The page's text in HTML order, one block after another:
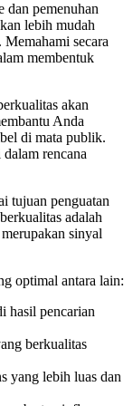
dan pemenuhan
lebih mudah
secara
membentuk
akan
Anda
di mata publik.
rencana
tujuan penguatan
adalah
sinyal
optimal antara lain:
hasil pencarian
berkualitas
yang lebih luas dan